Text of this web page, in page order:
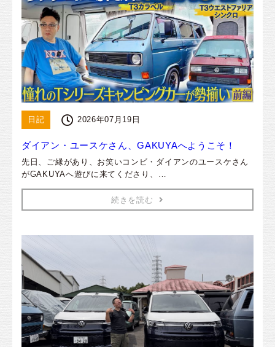
日記 2026年07月19日
ダイアン・ユースケさん、GAKUYAへようこそ！
先日、ご縁があり、お笑いコンビ・ダイアンのユースケさん
がGAKUYAへ遊びに来てくださり、…
続きを読む